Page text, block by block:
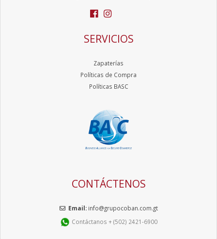
SERVICIOS
Zapaterías
Políticas de Compra
Políticas BASC
CONTÁCTENOS
Email: info@grupocoban.com.gt
Contáctanos + (502) 2421-6900